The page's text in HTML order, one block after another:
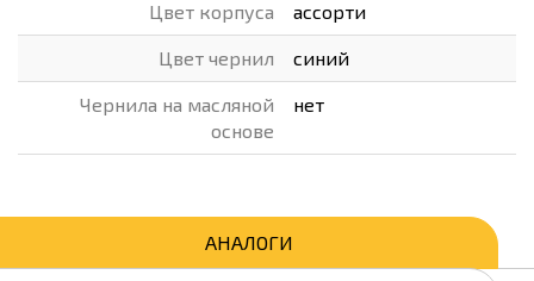
Цвет корпуса ассорти
Цвет чернил синий
Чернила на масляной
основе
нет
АНАЛОГИ